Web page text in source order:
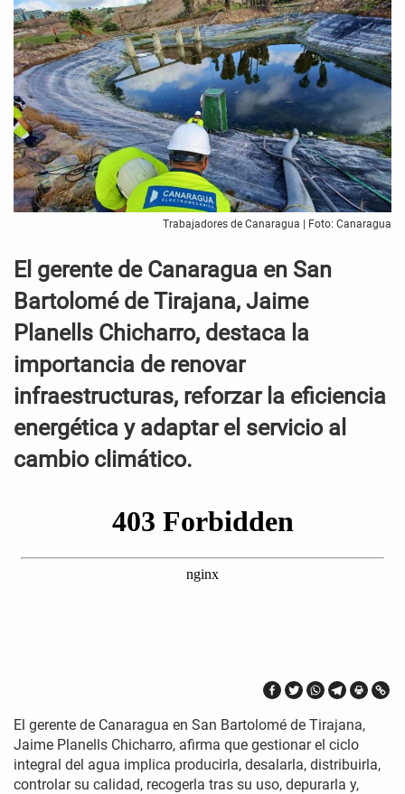
Trabajadores de Canaragua | Foto: Canaragua
El gerente de Canaragua en San
Bartolomé de Tirajana, Jaime
Planells Chicharro, destaca la
importancia de renovar
infraestructuras, reforzar la eficiencia
energética y adaptar el servicio al
cambio climático.
El gerente de Canaragua en San Bartolomé de Tirajana,
Jaime Planells Chicharro, afirma que gestionar el ciclo
integral del agua implica producirla, desalarla, distribuirla,
controlar su calidad, recogerla tras su uso, depurarla y,